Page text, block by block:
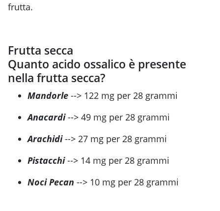
frutta.
Frutta secca
Quanto acido ossalico è presente
nella frutta secca?
Mandorle --> 122 mg per 28 grammi
Anacardi--> 49 mg per 28 grammi
Arachidi--> 27 mg per 28 grammi
Pistacchi--> 14 mg per 28 grammi
Noci Pecan --> 10 mg per 28 grammi